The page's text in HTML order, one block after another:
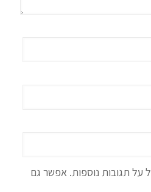
על תגובות נוספות. אפשר גם